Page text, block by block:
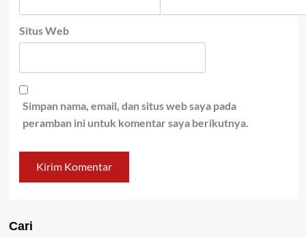
Situs Web
Simpan nama, email, dan situs web saya pada
peramban ini untuk komentar saya berikutnya.
Cari